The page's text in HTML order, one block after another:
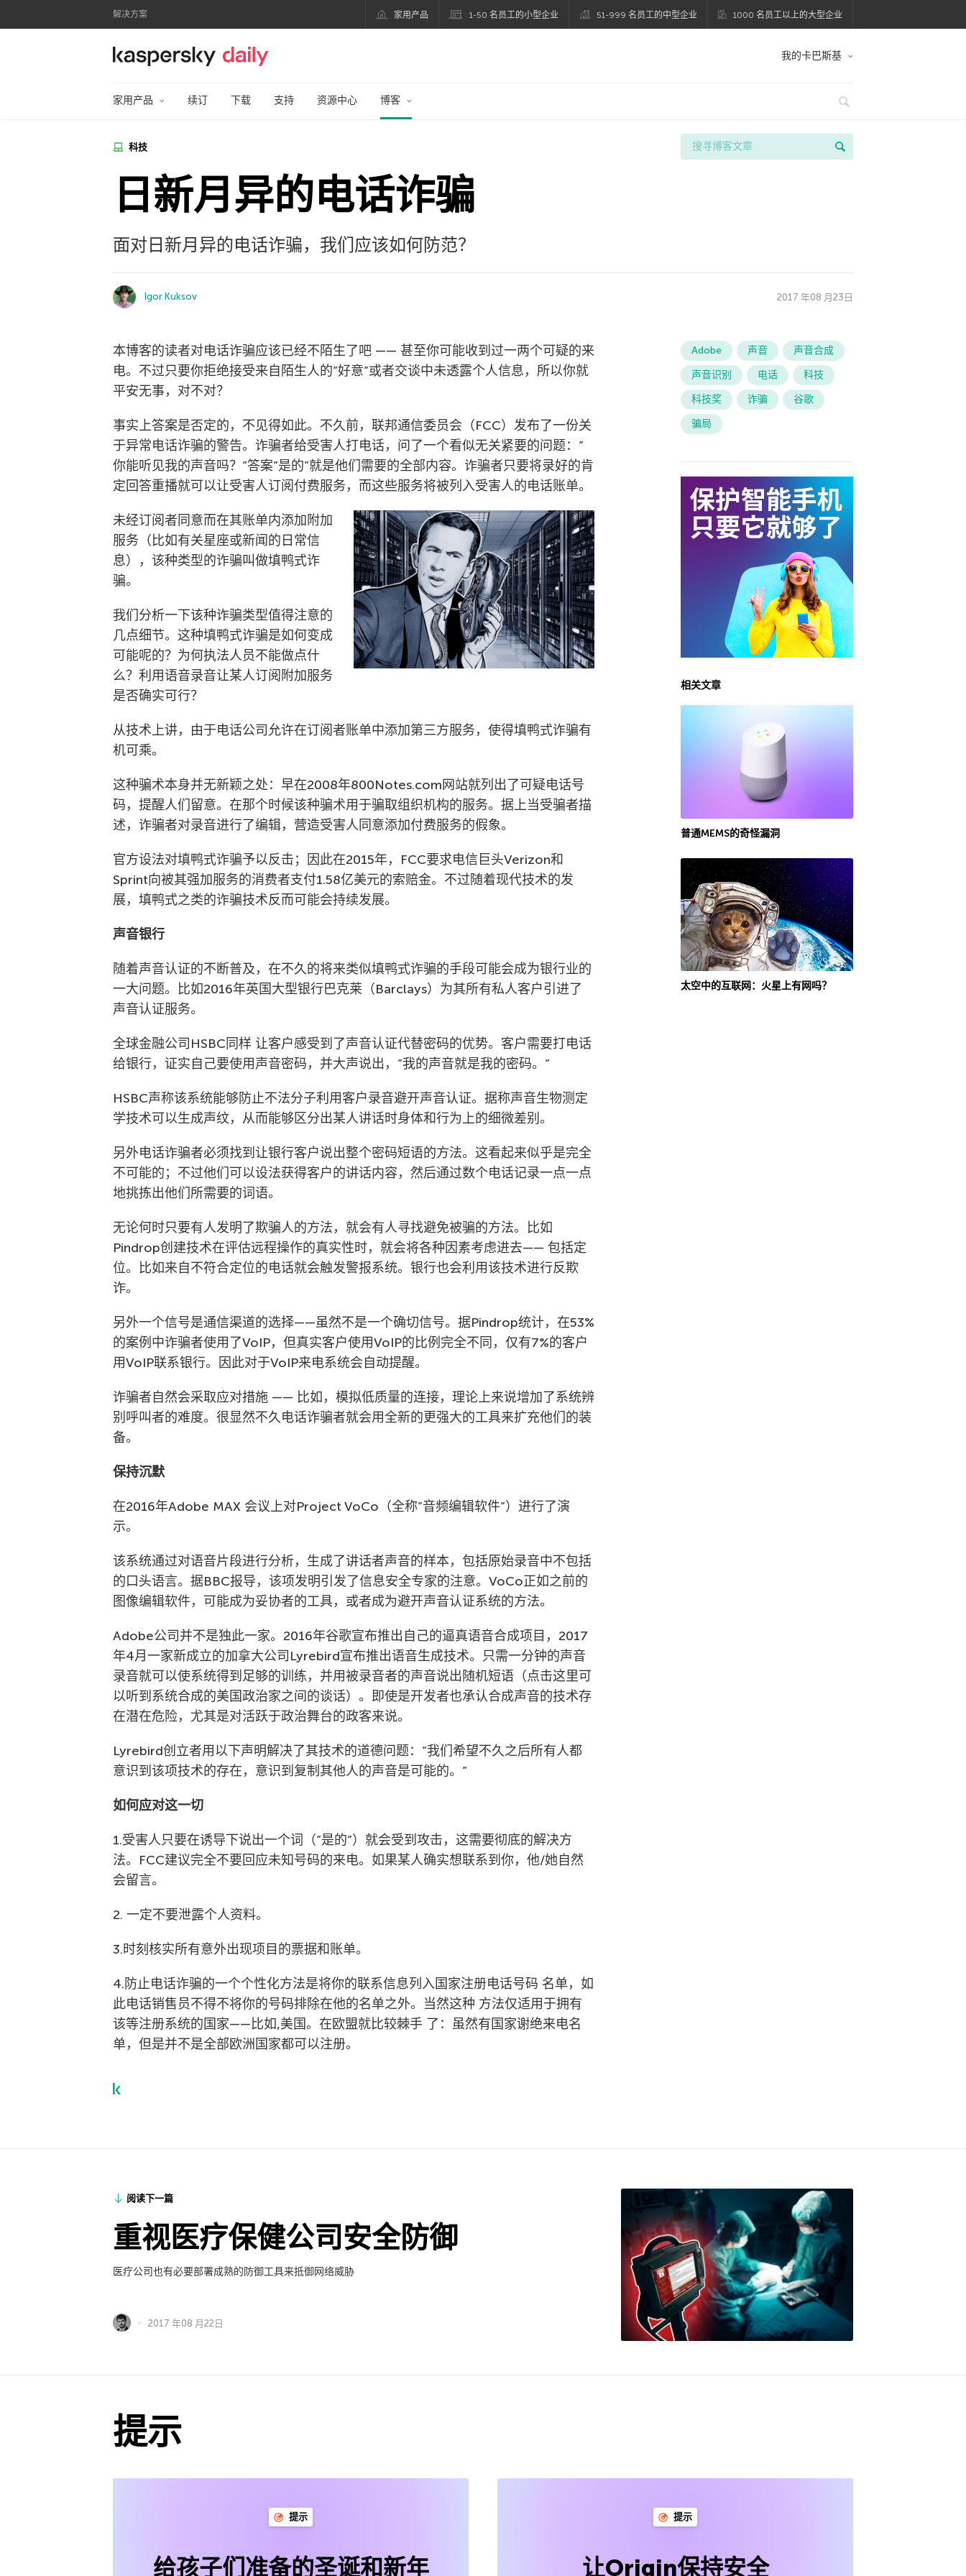
解决方案 家用产品 1-50 名员工的小型企业 51-999 名员工的中型企业 1000 名员工以上的大型企业
卡巴斯基官方博客 我的卡巴斯基
家用产品 续订 下载 支持 资源中心 博客
科技
日新月异的电话诈骗
面对日新月异的电话诈骗，我们应该如何防范？
Igor Kuksov 2017 年08 月23日
本博客的读者对电话诈骗应该已经不陌生了吧 —— 甚至你可能收到过一两个可疑的来
电。不过只要你拒绝接受来自陌生人的”好意”或者交谈中未透露个人信息，所以你就
平安无事，对不对？
事实上答案是否定的，不见得如此。不久前，联邦通信委员会（FCC）发布了一份关
于异常电话诈骗的警告。诈骗者给受害人打电话，问了一个看似无关紧要的问题：”
你能听见我的声音吗？”答案”是的”就是他们需要的全部内容。诈骗者只要将录好的肯
定回答重播就可以让受害人订阅付费服务，而这些服务将被列入受害人的电话账单。
未经订阅者同意而在其账单内添加附加
服务（比如有关星座或新闻的日常信
息），该种类型的诈骗叫做填鸭式诈
骗。
我们分析一下该种诈骗类型值得注意的
几点细节。这种填鸭式诈骗是如何变成
可能呢的？为何执法人员不能做点什
么？利用语音录音让某人订阅附加服务
是否确实可行？
从技术上讲，由于电话公司允许在订阅者账单中添加第三方服务，使得填鸭式诈骗有
机可乘。
这种骗术本身并无新颖之处：早在2008年800Notes.com网站就列出了可疑电话号
码，提醒人们留意。在那个时候该种骗术用于骗取组织机构的服务。据上当受骗者描
述，诈骗者对录音进行了编辑，营造受害人同意添加付费服务的假象。
官方设法对填鸭式诈骗予以反击；因此在2015年，FCC要求电信巨头Verizon和
Sprint向被其强加服务的消费者支付1.58亿美元的索赔金。不过随着现代技术的发
展，填鸭式之类的诈骗技术反而可能会持续发展。
声音银行
随着声音认证的不断普及，在不久的将来类似填鸭式诈骗的手段可能会成为银行业的
一大问题。比如2016年英国大型银行巴克莱（Barclays）为其所有私人客户引进了
声音认证服务。
全球金融公司HSBC同样 让客户感受到了声音认证代替密码的优势。客户需要打电话
给银行，证实自己要使用声音密码，并大声说出，”我的声音就是我的密码。”
HSBC声称该系统能够防止不法分子利用客户录音避开声音认证。据称声音生物测定
学技术可以生成声纹，从而能够区分出某人讲话时身体和行为上的细微差别。
另外电话诈骗者必须找到让银行客户说出整个密码短语的方法。这看起来似乎是完全
不可能的；不过他们可以设法获得客户的讲话内容，然后通过数个电话记录一点一点
地挑拣出他们所需要的词语。
无论何时只要有人发明了欺骗人的方法，就会有人寻找避免被骗的方法。比如
Pindrop创建技术在评估远程操作的真实性时，就会将各种因素考虑进去—— 包括定
位。比如来自不符合定位的电话就会触发警报系统。银行也会利用该技术进行反欺
诈。
另外一个信号是通信渠道的选择——虽然不是一个确切信号。据Pindrop统计，在53%
的案例中诈骗者使用了VoIP，但真实客户使用VoIP的比例完全不同，仅有7%的客户
用VoIP联系银行。因此对于VoIP来电系统会自动提醒。
诈骗者自然会采取应对措施 —— 比如，模拟低质量的连接，理论上来说增加了系统辨
别呼叫者的难度。很显然不久电话诈骗者就会用全新的更强大的工具来扩充他们的装
备。
保持沉默
在2016年Adobe MAX 会议上对Project VoCo（全称”音频编辑软件”）进行了演
示。
该系统通过对语音片段进行分析，生成了讲话者声音的样本，包括原始录音中不包括
的口头语言。据BBC报导，该项发明引发了信息安全专家的注意。VoCo正如之前的
图像编辑软件，可能成为妥协者的工具，或者成为避开声音认证系统的方法。
Adobe公司并不是独此一家。2016年谷歌宣布推出自己的逼真语音合成项目，2017
年4月一家新成立的加拿大公司Lyrebird宣布推出语音生成技术。只需一分钟的声音
录音就可以使系统得到足够的训练，并用被录音者的声音说出随机短语（点击这里可
以听到系统合成的美国政治家之间的谈话）。即使是开发者也承认合成声音的技术存
在潜在危险，尤其是对活跃于政治舞台的政客来说。
Lyrebird创立者用以下声明解决了其技术的道德问题：”我们希望不久之后所有人都
意识到该项技术的存在，意识到复制其他人的声音是可能的。”
如何应对这一切
1.受害人只要在诱导下说出一个词（”是的”）就会受到攻击，这需要彻底的解决方
法。FCC建议完全不要回应未知号码的来电。如果某人确实想联系到你，他/她自然
会留言。
2. 一定不要泄露个人资料。
3.时刻核实所有意外出现项目的票据和账单。
4.防止电话诈骗的一个个性化方法是将你的联系信息列入国家注册电话号码 名单，如
此电话销售员不得不将你的号码排除在他的名单之外。当然这种 方法仅适用于拥有
该等注册系统的国家——比如,美国。在欧盟就比较棘手 了：虽然有国家谢绝来电名
单，但是并不是全部欧洲国家都可以注册。
Adobe 声音
声音合成
声音识别
电话
科技
科技奖
诈骗
谷歌
骗局
相关文章
普通MEMS的奇怪漏洞
太空中的互联网：火星上有网吗？
阅读下一篇
重视医疗保健公司安全防御
医疗公司也有必要部署成熟的防御工具来抵御网络威胁
2017 年08 月22日
提示
提示
给孩子们准备的圣诞和新年
提示
让Origin保持安全